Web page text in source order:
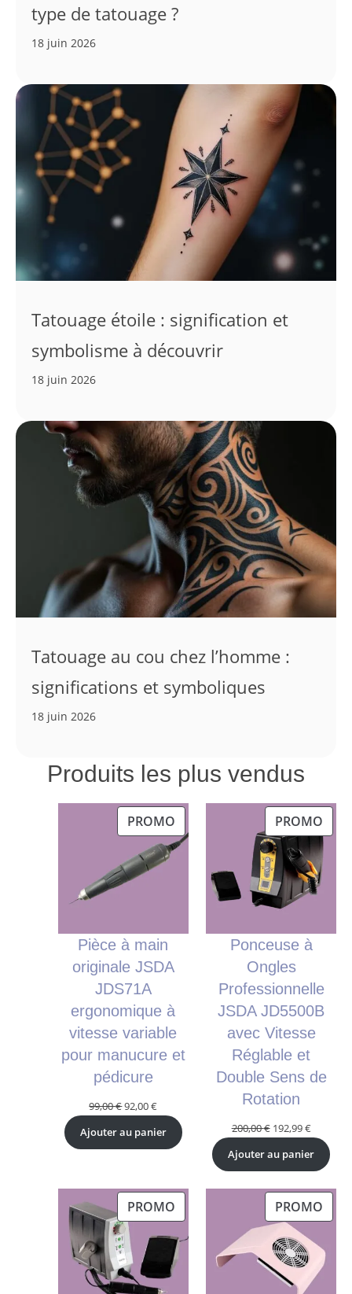
type de tatouage ?
18 juin 2026
Tatouage étoile : signification et
symbolisme à découvrir
18 juin 2026
Tatouage au cou chez l’homme :
significations et symboliques
18 juin 2026
Produits les plus vendus
PROMOPRODUIT
EN
PROMOTION
Pièce à main
originale JSDA
JDS71A
ergonomique à
vitesse variable
pour manucure et
pédicure
99,00€Le
initial
92,00€Le
prix
actuel
Ajouter au panier
PROMO
EN
Ponceuse à
Ongles
Professionnelle
JSDA JD5500B
avec Vitesse
Réglable et
Double Sens de
Rotation
200,00€ Le
initial
200,00 €.
192,99€Le
prix
actuel
192,99 €.
Ajouter au panier
PROMOPRODUIT
PROMOTION
PROMO